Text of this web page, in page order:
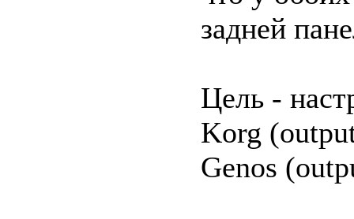
задней
Цель -
Korg
Genos